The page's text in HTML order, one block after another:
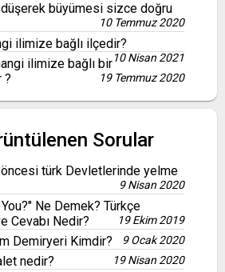
düşerek büyümesi sizce doğru
10 Temmuz 2020
ilimize bağlı ilçedir?
10 Nisan 2021
ilimize bağlı bir
?
19 Temmuz 2020
Sorular
türk Devletlerinde yelme
9 Nisan 2020
Ne Demek? Türkçe
Cevabı Nedir?
19 Ekim 2019
Demiryeri Kimdir? 9 Ocak 2020
nedir? 19 Nisan 2020